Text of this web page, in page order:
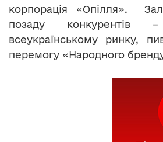
корпорація «Опілля».
позаду конкурентів
всеукраїнському ринку,
перемогу «Народного